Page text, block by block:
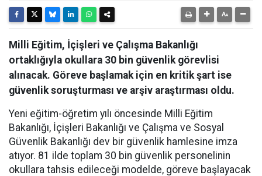
Milli Eğitim, İçişleri ve Çalışma Bakanlığı
ortaklığıyla okullara 30 bin güvenlik görevlisi
alınacak. Göreve başlamak için en kritik şart ise
güvenlik soruşturması ve arşiv araştırması oldu.
Yeni eğitim-öğretim yılı öncesinde Milli Eğitim
Bakanlığı, İçişleri Bakanlığı ve Çalışma ve Sosyal
Güvenlik Bakanlığı dev bir güvenlik hamlesine imza
atıyor. 81 ilde toplam 30 bin güvenlik personelinin
okullara tahsis edileceği modelde, göreve başlayacak